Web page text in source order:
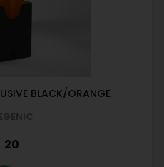
BLACK/ORANGE
20